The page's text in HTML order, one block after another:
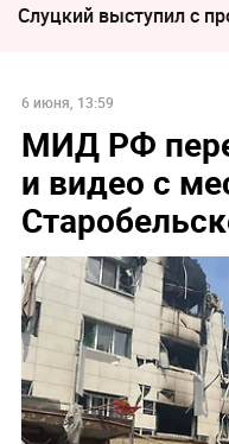
Слуцкий выступил с
6 июня, 13:59
МИД РФ
и видео с